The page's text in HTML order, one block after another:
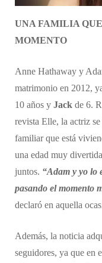
UNA FAMILIA
MOMENTO
Anne Hathaway y
matrimonio en 2012,
10 años y Jack de 6.
revista Elle, la actriz
familiar que está
una edad muy
juntos. “Adam y yo lo
pasando el momento
declaró en aquella
Además, la noticia
seguidores, ya que en